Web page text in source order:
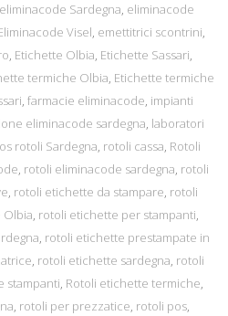
eliminacode Sardegna, eliminacode
Visel, emettitrici scontrini,
, Etichette Olbia, Etichette Sassari,
termiche Olbia, Etichette termiche
, farmacie eliminacode, impianti
eliminacode sardegna, laboratori
rotoli Sardegna, rotoli cassa, Rotoli
, rotoli eliminacode sardegna, rotoli
, rotoli etichette da stampare, rotoli
, rotoli etichette per stampanti,
, rotoli etichette prestampate in
, rotoli etichette sardegna, rotoli
stampanti, Rotoli etichette termiche,
, rotoli per prezzatice, rotoli pos,